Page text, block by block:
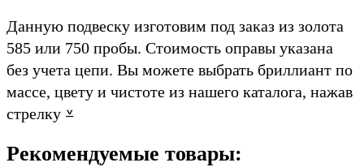
Данную подвеску изготовим под заказ из золота
585 или 750 пробы. Стоимость оправы указана
без учета цепи. Вы можете выбрать бриллиант по
массе, цвету и чистоте из нашего каталога, нажав
стрелку ⩡
Рекомендуемые товары: